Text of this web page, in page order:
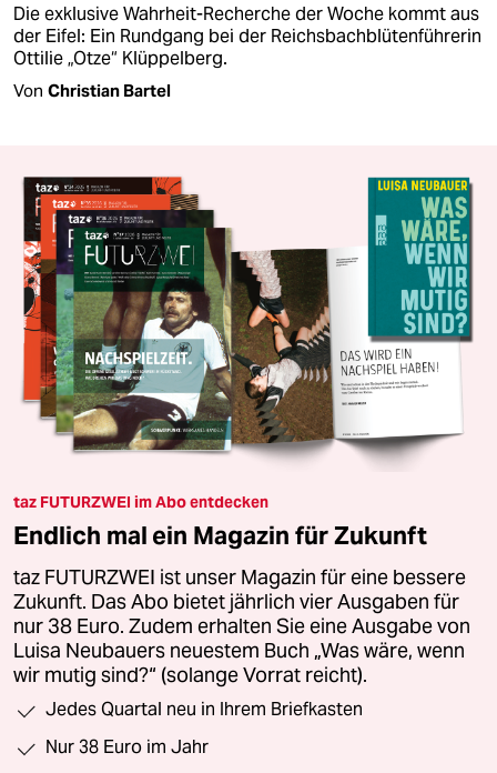
Die exklusive Wahrheit-Recherche der Woche kommt aus
der Eifel: Ein Rundgang bei der Reichsbachblütenführerin
Ottilie „Otze“ Klüppelberg.
Von Christian Bartel
taz FUTURZWEI im Abo entdecken
Endlich mal ein Magazin für Zukunft
taz FUTURZWEI ist unser Magazin für eine bessere
Zukunft. Das Abo bietet jährlich vier Ausgaben für
nur 38 Euro. Zudem erhalten Sie eine Ausgabe von
Luisa Neubauers neuestem Buch „Was wäre, wenn
wir mutig sind?“ (solange Vorrat reicht).
Jedes Quartal neu in Ihrem Briefkasten
Nur 38 Euro im Jahr